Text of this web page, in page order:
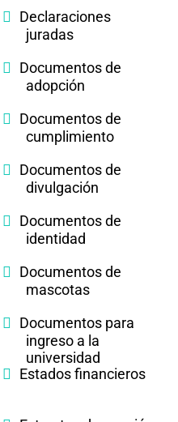
Declaraciones
juradas
Documentos de
adopción
Documentos de
cumplimiento
Documentos de
divulgación
Documentos de
identidad
Documentos de
mascotas
Documentos para
ingreso a la
universidad
Estados financieros